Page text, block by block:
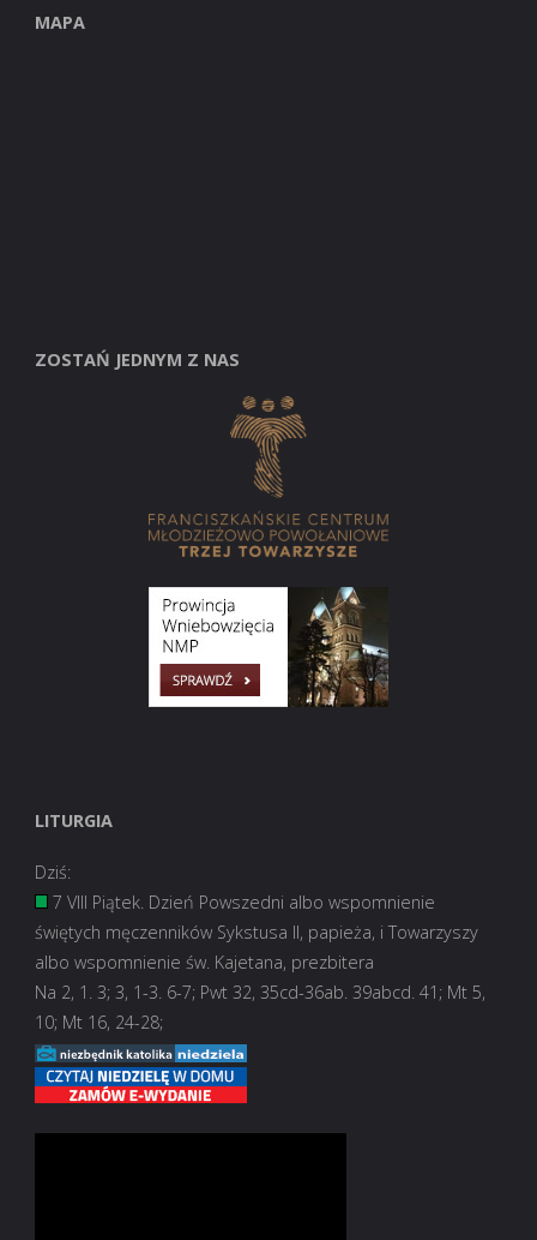
MAPA
ZOSTAŃ JEDNYM Z NAS
LITURGIA
Dziś:
7 VIII Piątek. Dzień Powszedni albo wspomnienie
świętych męczenników Sykstusa II, papieża, i Towarzyszy
albo wspomnienie św. Kajetana, prezbitera
Na 2, 1. 3; 3, 1-3. 6-7; Pwt 32, 35cd-36ab. 39abcd. 41; Mt 5,
10; Mt 16, 24-28;